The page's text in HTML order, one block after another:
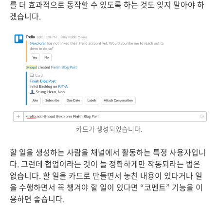
를 더 효과적으로 동작할 수 있도록 하는 것도 잊지 말아야 하
겠습니다.
카드가 생성되었습니다.
할 일을 생성하는 사람을 채널에서 활동하는 특정 사용자입니
다. 그런데 협업이라는 것이 늘 정확하게만 작동되라는 법은
없습니다. 할 일을 카드로 만들면서 놓친 내용이 있다거나 일
을 수행하면서 꼭 챙겨야 할 일이 있다면 “코멘트” 기능을 이
용하면 좋습니다.